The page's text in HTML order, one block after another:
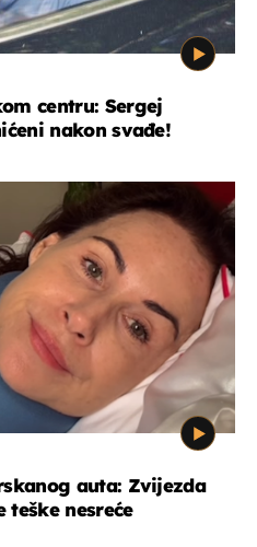
centru: Sergej
nakon svađe!
auta: Zvijezda
nesreće